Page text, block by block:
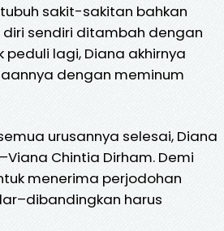
sakit-sakitan bahkan
sendiri ditambah dengan
lagi, Diana akhirnya
dengan meminum
urusannya selesai, Diana
Chintia Dirham. Demi
menerima perjodohan
harus